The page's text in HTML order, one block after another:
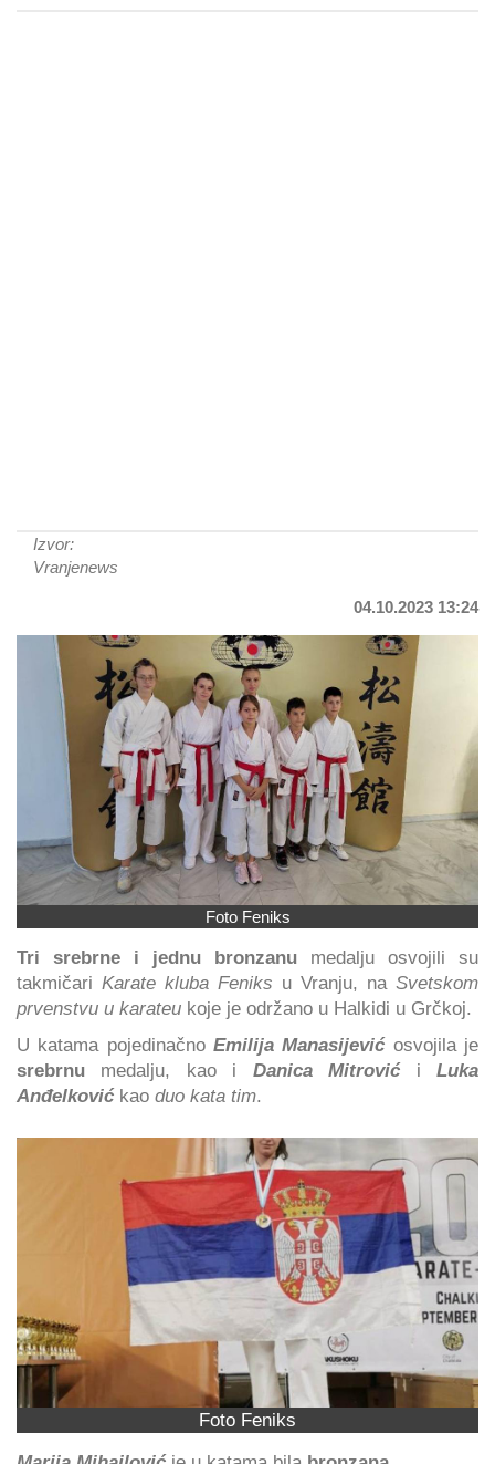
Izvor:
Vranjenews
04.10.2023 13:24
Foto Feniks
Tri srebrne i jednu bronzanu medalju osvojili su
takmičari Karate kluba Feniks u Vranju, na Svetskom
prvenstvu u karateu koje je održano u Halkidi u Grčkoj.
U katama pojedinačno Emilija Manasijević osvojila je
srebrnu medalju, kao i Danica Mitrović iLuka
Anđelković kao duo kata tim.
Foto Feniks